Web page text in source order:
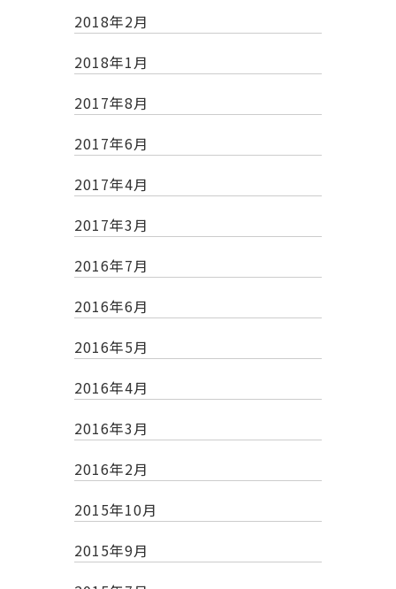
2018年2月
2018年1月
2017年8月
2017年6月
2017年4月
2017年3月
2016年7月
2016年6月
2016年5月
2016年4月
2016年3月
2016年2月
2015年10月
2015年9月